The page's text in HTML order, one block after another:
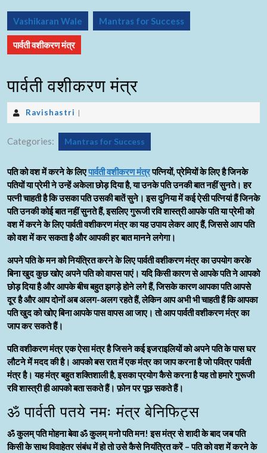
Vashikaran Wale Mantras for Success
पार्वती वशीकरण मंत्र
पार्वती वशीकरण मंत्र
Ravishastri |
Categories: Mantras for Success
पति को वश में करने के लिएपार्वती वशीकरण मंत्रपत्नियों, प्रेमियों के लिए है जिनके
पतियों या प्रेमी ने उन्हें अकेला छोड़ दिया है, या उनके पति उनकी बात नहीं सुनते। हर
पत्नी चाहती है कि उसका पति उसकी बातें सुने। इस दुनिया में कई ऐसी पत्नियां हैं जिनके
पति उनकी कोई बात नहीं सुनते हैं, इसलिए गुरूजी रवि शास्त्री आपके पति या प्रेमी को
वश में करने के लिए पार्वती वशीकरण मंत्र का यह उपाय लेकर आए हैं, जिससे आप पति
को वश में कर सकता है और आपकी हर बात मानने लगेगा।
अपने पति के मन को नियंत्रित करने के लिए पार्वती वशीकरण मंत्र का उपयोग करके
बिना खुद कुछ खोए अपने पति को वापस पाएं। यदि किसी कारण से आपके पति ने आपको
छोड़ दिया है और आपके बीच बहुत झगड़े होने लगे हैं, जिसके कारण आपका पति आपसे
दूर है और आप दोनों अब अलग-अलग रहते हैं, लेकिन आप अभी भी चाहती हैं कि आपका
पति खुद को खोए बिना आपके पास वापस आ जाए। तो आप पार्वती वशीकरण मंत्र का
जाप कर सकते हैं।
पति वशीकरण मंत्र एक ऐसा मंत्र है जिसने कई इजराइलियों को अपने पति के पास घर
लौटने में मदद की है। आपको बस रात में एक मंत्र का जाप करना है जो पवित्र पार्वती
मंत्र है। यह मंत्र बहुत शक्तिशाली है, इसका प्रयोग कैसे करना है यह तो हमारे गुरूजी
रवि शास्त्री ही आपको बता सकते हैं। फ़ोन पर पूछ सकते हैं।
ॐ पार्वती पतये नमः मंत्र बेनिफिट्स
ॐ कुलम् पति मोहना बेवा ॐ कुलम् मनो पति मन! इस मंत्र से शादी के बाद जब पति
किसी के साथ विवाहेतर संबंध में हो तो उसे कैसे नियंत्रित करें – पति को वश में करने के